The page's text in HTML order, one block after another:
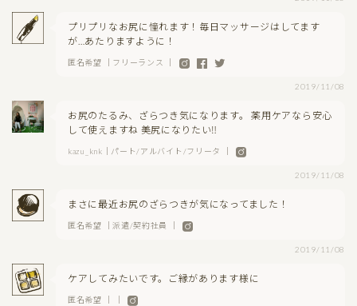
プリプリなお尻に憧れます！毎日マッサージはしてます
が…あたりますように！
匿名希望 ｜フリーランス ｜
2019/11/08
お尻のたるみ、ざらつき気になります。 薬用ケアなら安心
して使えますね 美尻になりたい‼️
kazu_knk｜パート/アルバイト/フリータ ｜
2019/11/08
まさに最近お尻のざらつきが気になってました！
匿名希望 ｜派遣/契約社員 ｜
2019/11/08
ケアしてみたいです。ご縁があります様に
匿名希望 ｜ ｜